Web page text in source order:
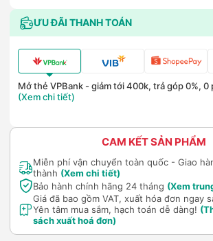
ƯU ĐÃI THANH TOÁN
Mở thẻ VPBank - giảm tới 400k, trả góp 0%, 0
(Xem chi tiết)
CAM KẾT SẢN PHẨM
Miễn phí vận chuyển toàn quốc - Giao
thành (Xem chi tiết)
Bảo hành chính hãng 24 tháng (Xem
Giá đã bao gồm VAT, xuất hóa đơn ngay
Yên tâm mua sắm, hạch toán dễ dàng!
sách xuất hoá đơn)